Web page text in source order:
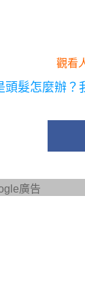
觀看
髮怎麼辦？
廣告